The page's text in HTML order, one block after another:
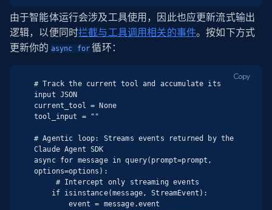
由于智能体运行会涉及工具使用，因此也应更新流式输出
逻辑，以便同时拦截与工具调用相关的事件。按如下方式
更新你的 async for 循环：
# Track the current tool and accumulate its
input JSON
current_tool = None
tool_input = ""
# Agentic loop: Streams events returned by the
Claude Agent SDK
async for message in query(prompt=prompt,
options=options):
        event = message.event
Copy